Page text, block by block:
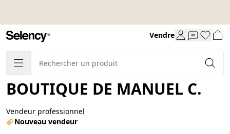
Vendre
BOUTIQUE DE MANUEL C.
Vendeur professionnel
Nouveau vendeur